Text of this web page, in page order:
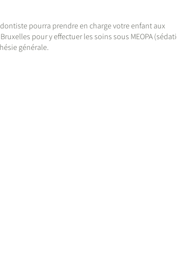
pourra prendre en charge votre enfant aux
pour y effectuer les soins sous MEOPA
générale.